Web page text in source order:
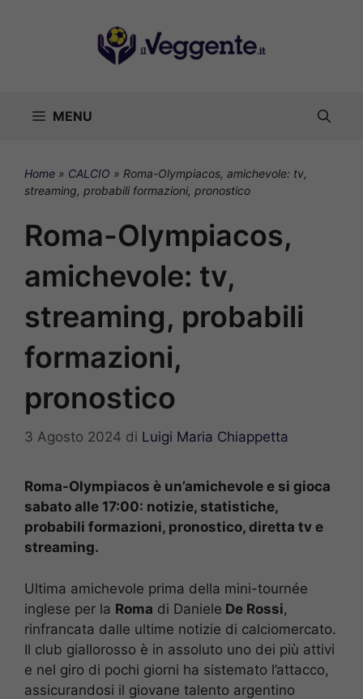
MENU
Home » CALCIO » Roma-Olympiacos, amichevole: tv,
streaming, probabili formazioni, pronostico
Roma-Olympiacos,
amichevole: tv,
streaming, probabili
formazioni,
pronostico
3 Agosto 2024 di Luigi Maria Chiappetta
Roma-Olympiacos è un’amichevole e si gioca
sabato alle 17:00: notizie, statistiche,
probabili formazioni, pronostico, diretta tv e
streaming.
Ultima amichevole prima della mini-tournée
inglese per la Roma di Daniele De Rossi,
rinfrancata dalle ultime notizie di calciomercato.
Il club giallorosso è in assoluto uno dei più attivi
e nel giro di pochi giorni ha sistemato l’attacco,
assicurandosi il giovane talento argentino